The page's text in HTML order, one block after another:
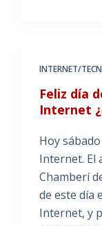
INTERNET/
Feliz día
Internet
Hoy
Internet. El
Chamberí
de este día
Internet, y